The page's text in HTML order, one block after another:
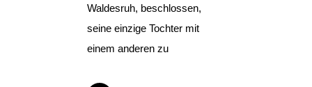
Waldesruh, beschlossen,
seine einzige Tochter mit
einem anderen zu